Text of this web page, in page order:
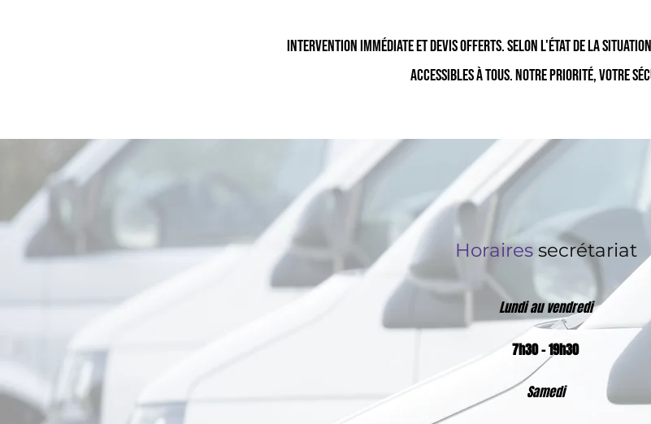
Intervention immédiate et devis offerts. Selon l'état de la
accessibles à tous. Notre priorité, votre
Horaires secrétariat
Lundi au vendredi
7h30 - 19h30
Samedi